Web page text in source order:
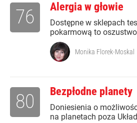
Alergia w głowie
Dostępne w sklepach
pokarmową to
76
Monika Florek-Moskal
Bezpłodne planety
Doniesienia o
na planetach poza
80